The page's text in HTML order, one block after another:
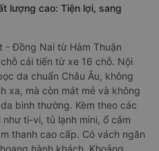
lượng cao: Tiện lợi, sang
- Đồng Nai từ Hàm Thuận
cải tiến từ xe 16 chỗ. Nội
da chuẩn Châu Âu, không
xa, mà còn mát mẻ và không
bình thường. Kèm theo các
ti-vi, tủ lạnh mini, ổ cắm
thanh cao cấp. Có vách ngăn
hành khách. Khoảng